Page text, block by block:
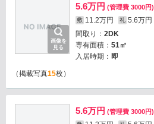
画像を
見る
5.6万円 (管理費 3000円)
敷 11.2万円 礼 5.6万円
間取り： 2DK
専有面積： 51㎡
入居時期： 即
（掲載写真15枚）
5.6万円 (管理費 3000円)